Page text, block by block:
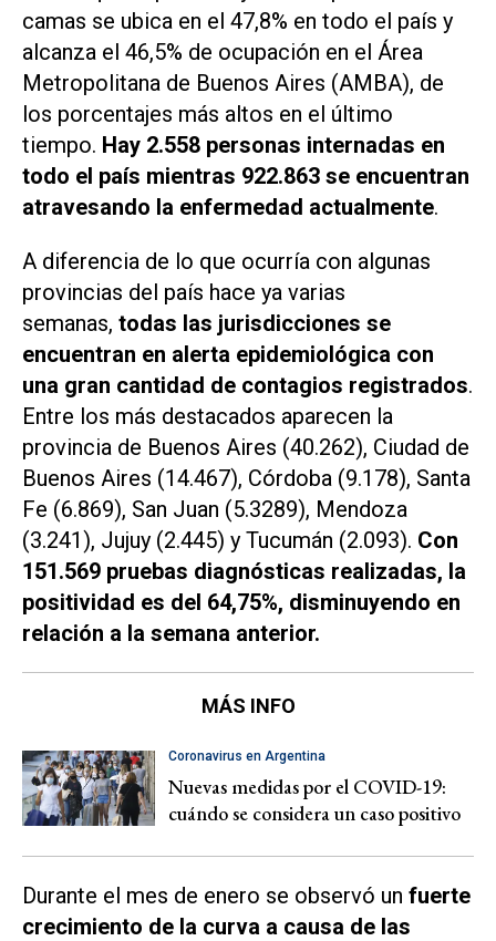
camas se ubica en el 47,8% en todo el país y
alcanza el 46,5% de ocupación en el Área
Metropolitana de Buenos Aires (AMBA), de
los porcentajes más altos en el último
tiempo. Hay 2.558 personas internadas en
todo el país mientras 922.863 se encuentran
atravesando la enfermedad actualmente.
A diferencia de lo que ocurría con algunas
provincias del país hace ya varias
semanas, todas las jurisdicciones se
encuentran en alerta epidemiológica con
una gran cantidad de contagios registrados.
Entre los más destacados aparecen la
provincia de Buenos Aires (40.262), Ciudad de
Buenos Aires (14.467), Córdoba (9.178), Santa
Fe (6.869), San Juan (5.3289), Mendoza
(3.241), Jujuy (2.445) y Tucumán (2.093). Con
151.569 pruebas diagnósticas realizadas, la
positividad es del 64,75%, disminuyendo en
relación a la semana anterior.
MÁS INFO
Coronavirus en Argentina
Nuevas medidas por el COVID-19:
cuándo se considera un caso positivo
Durante el mes de enero se observó un fuerte
crecimiento de la curva a causa de las